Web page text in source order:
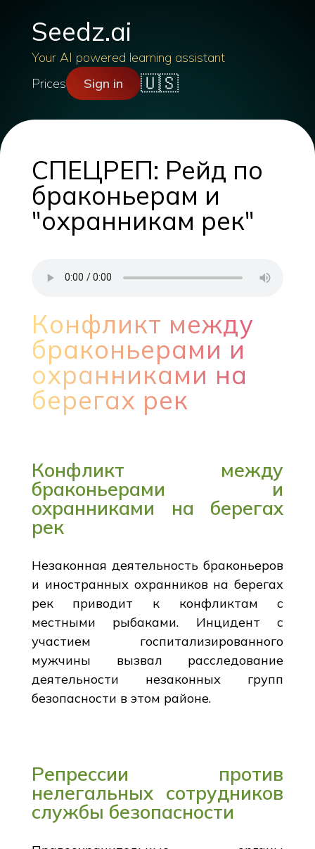
Seedz.ai
Your AI powered learning assistant
Prices
Sign in 🇺🇸
СПЕЦРЕП: Рейд по
браконьерам и
"охранникам рек"
Конфликт между
браконьерами и
охранниками на
берегах рек
Конфликт между
браконьерами и
охранниками на берегах
рек
Незаконная деятельность браконьеров
и иностранных охранников на берегах
рек приводит к конфликтам с
местными рыбаками. Инцидент с
участием госпитализированного
мужчины вызвал расследование
деятельности незаконных групп
безопасности в этом районе.
Репрессии против
нелегальных сотрудников
службы безопасности